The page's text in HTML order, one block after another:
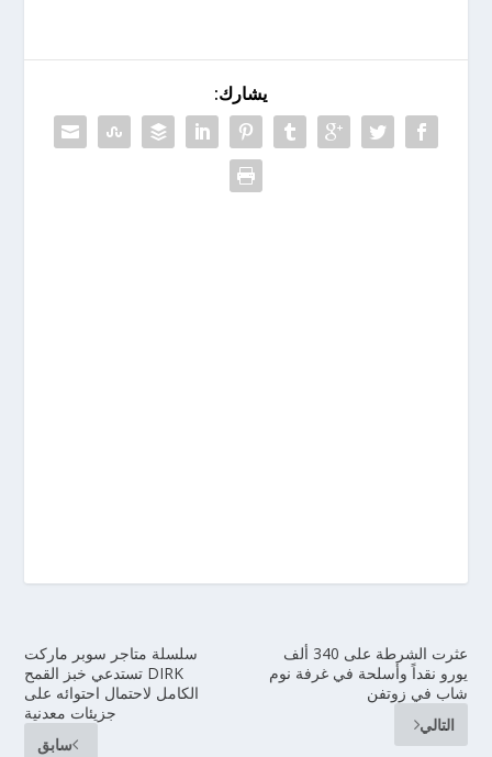
يشارك:
سلسلة متاجر سوبر ماركت
DIRK تستدعي خبز القمح
الكامل لاحتمال احتوائه على
جزيئات معدنية
سابق
عثرت الشرطة على 340 ألف
يورو نقداً وأسلحة في غرفة نوم
شاب في زوتفن
التالي